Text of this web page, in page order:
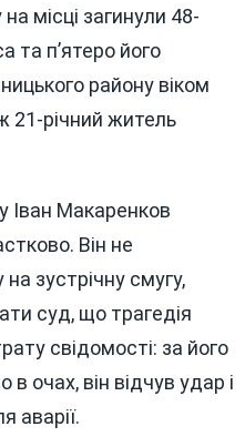
місці загинули 48-
та п’ятеро його
району віком
21-річний житель
Іван Макаренков
Він не
зустрічну смугу,
суд, що трагедія
свідомості: за його
очах, він відчув удар і
аварії.